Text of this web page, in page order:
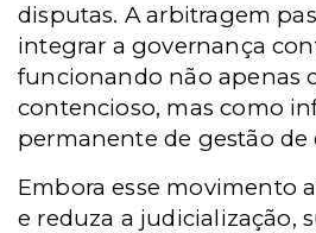
disputas. A arbitragem
integrar a governança
funcionando não apenas
contencioso, mas como
permanente de gestão de
Embora esse movimento
e reduza a judicialização,